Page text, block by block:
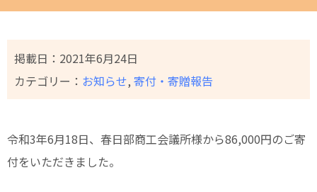
掲載日： 2021年6月24日
カテゴリー： お知らせ, 寄付・寄贈報告
令和3年6月18日、春日部商工会議所様から86,000円のご寄
付をいただきました。